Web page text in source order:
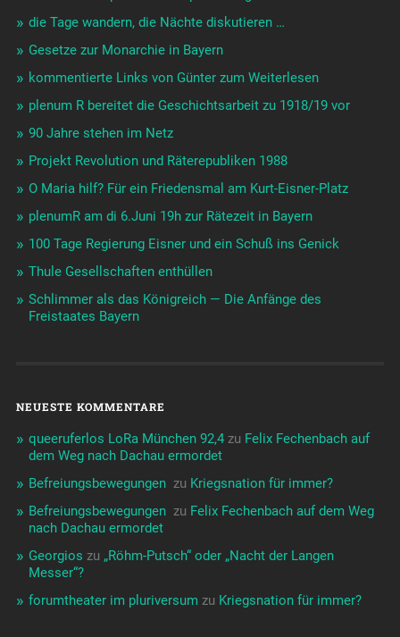
die Tage wandern, die Nächte diskutieren …
Gesetze zur Monarchie in Bayern
kommentierte Links von Günter zum Weiterlesen
plenum R bereitet die Geschichtsarbeit zu 1918/19 vor
90 Jahre stehen im Netz
Projekt Revolution und Räterepubliken 1988
O Maria hilf? Für ein Friedensmal am Kurt-Eisner-Platz
plenumR am di 6.Juni 19h zur Rätezeit in Bayern
100 Tage Regierung Eisner und ein Schuß ins Genick
Thule Gesellschaften enthüllen
Schlimmer als das Königreich — Die Anfänge des
Freistaates Bayern
NEUESTE KOMMENTARE
queeruferlos LoRa München 92,4zu Felix Fechenbach auf
dem Weg nach Dachau ermordet
Befreiungsbewegungen ️‍ zu Kriegsnation für immer?
Befreiungsbewegungen ️‍ zu Felix Fechenbach auf dem Weg
nach Dachau ermordet
Georgios zu „Röhm-Putsch“ oder „Nacht der Langen
Messer“?
forumtheater im pluriversum zu Kriegsnation für immer?